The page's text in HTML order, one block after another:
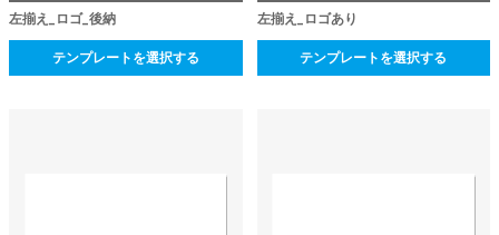
左揃え_ロゴ_後納
テンプレートを選択する
左揃え_ロゴあり
テンプレートを選択する